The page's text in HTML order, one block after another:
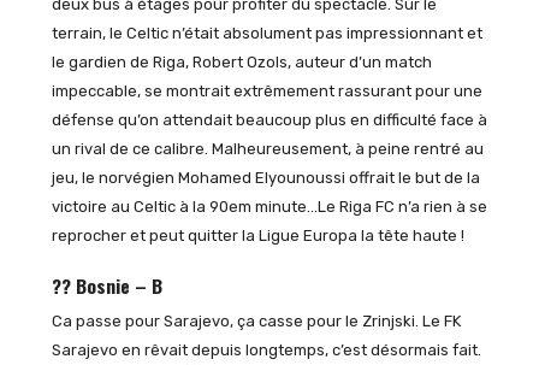
deux bus à étages pour profiter du spectacle. Sur le
terrain, le Celtic n’était absolument pas impressionnant et
le gardien de Riga, Robert Ozols, auteur d’un match
impeccable, se montrait extrêmement rassurant pour une
défense qu’on attendait beaucoup plus en difficulté face à
un rival de ce calibre. Malheureusement, à peine rentré au
jeu, le norvégien Mohamed Elyounoussi offrait le but de la
victoire au Celtic à la 90em minute…Le Riga FC n’a rien à se
reprocher et peut quitter la Ligue Europa la tête haute !
?? Bosnie – B
Ca passe pour Sarajevo, ça casse pour le Zrinjski. Le FK
Sarajevo en rêvait depuis longtemps, c’est désormais fait.